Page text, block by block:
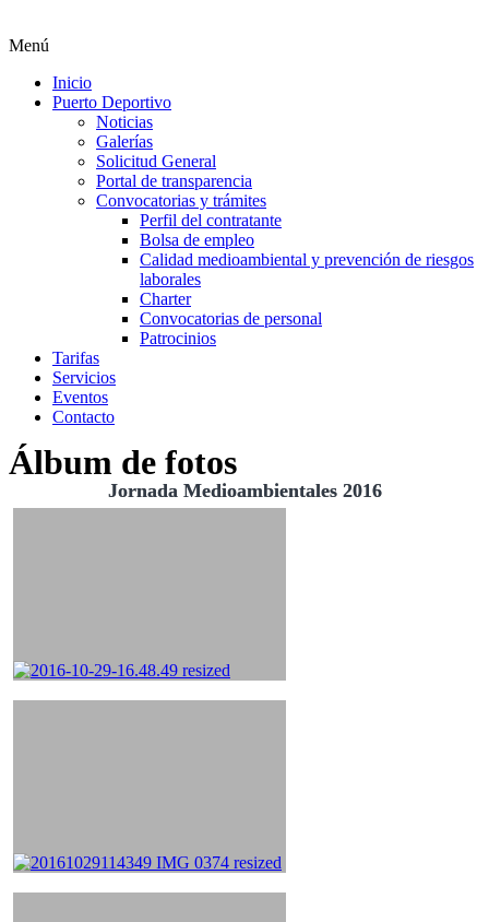
Menú
Inicio
Puerto Deportivo
Noticias
Galerías
Solicitud General
Portal de transparencia
Convocatorias y trámites
Perfil del contratante
Bolsa de empleo
Calidad medioambiental y prevención de riesgos
laborales
Charter
Convocatorias de personal
Patrocinios
Tarifas
Servicios
Eventos
Contacto
Álbum de fotos
Jornada Medioambientales 2016